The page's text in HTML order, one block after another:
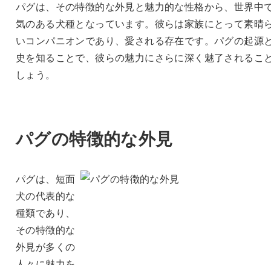
パグは、その特徴的な外見と魅力的な性格から、世界中
気のある犬種となっています。彼らは家族にとって素晴
いコンパニオンであり、愛される存在です。パグの起源
史を知ることで、彼らの魅力にさらに深く魅了されるこ
しょう。
パグの特徴的な外見
パグは、短面
犬の代表的な
種類であり、
その特徴的な
外見が多くの